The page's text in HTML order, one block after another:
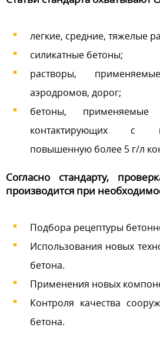
легкие, средние, тяжелые
силикатные бетоны;
растворы,
аэродромов, дорог;
бетоны,
контактирующих с
повышенную более 5 г/л
Согласно стандарту,
производится при
Подбора рецептуры
Использования новых
бетона.
Применения новых
Контроля качества
бетона.